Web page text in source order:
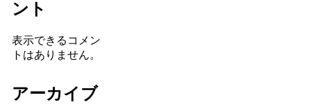
ント
表示できるコメン
トはありません。
アーカイブ